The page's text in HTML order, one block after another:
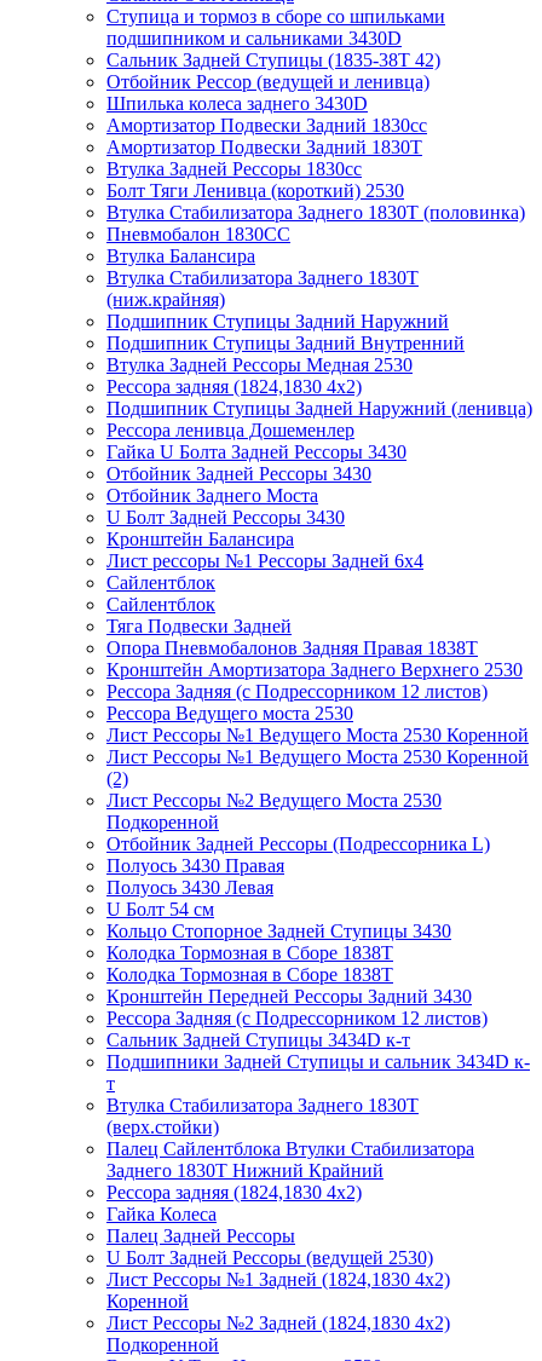
Ступица и тормоз в сборе со шпильками
подшипником и сальниками 3430D
Сальник Задней Ступицы (1835-38Т 42)
Отбойник Рессор (ведущей и ленивца)
Шпилька колеса заднего 3430D
Амортизатор Подвески Задний 1830сс
Амортизатор Подвески Задний 1830Т
Втулка Задней Рессоры 1830сс
Болт Тяги Ленивца (короткий) 2530
Втулка Стабилизатора Заднего 1830Т (половинка)
Пневмобалон 1830СС
Втулка Балансира
Втулка Стабилизатора Заднего 1830T
(ниж.крайняя)
Подшипник Ступицы Задний Наружний
Подшипник Ступицы Задний Внутренний
Втулка Задней Рессоры Медная 2530
Рессора задняя (1824,1830 4x2)
Подшипник Ступицы Задней Наружний (ленивца)
Рессора ленивца Дошеменлер
Гайка U Болта Задней Рессоры 3430
Отбойник Задней Рессоры 3430
Отбойник Заднего Моста
U Болт Задней Рессоры 3430
Кронштейн Балансира
Лист рессоры №1 Рессоры Задней 6х4
Сайлентблок
Сайлентблок
Тяга Подвески Задней
Опора Пневмобалонов Задняя Правая 1838Т
Кронштейн Амортизатора Заднего Верхнего 2530
Рессора Задняя (с Подрессорником 12 листов)
Рессора Ведущего моста 2530
Лист Рессоры №1 Ведущего Моста 2530 Коренной
Лист Рессоры №1 Ведущего Моста 2530 Коренной
(2)
Лист Рессоры №2 Ведущего Моста 2530
Подкоренной
Отбойник Задней Рессоры (Подрессорника L)
Полуось 3430 Правая
Полуось 3430 Левая
U Болт 54 см
Кольцо Стопорное Задней Ступицы 3430
Колодка Тормозная в Сборе 1838Т
Колодка Тормозная в Сборе 1838Т
Кронштейн Передней Рессоры Задний 3430
Рессора Задняя (с Подрессорником 12 листов)
Сальник Задней Ступицы 3434D к-т
Подшипники Задней Ступицы и сальник 3434D к-
т
Втулка Стабилизатора Заднего 1830T
(верх.стойки)
Палец Сайлентблока Втулки Стабилизатора
Заднего 1830Т Нижний Крайний
Рессора задняя (1824,1830 4х2)
Гайка Колеса
Палец Задней Рессоры
U Болт Задней Рессоры (ведущей 2530)
Лист Рессоры №1 Задней (1824,1830 4х2)
Коренной
Лист Рессоры №2 Задней (1824,1830 4х2)
Подкоренной